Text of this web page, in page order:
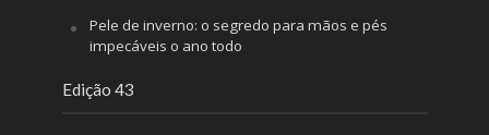
Pele de inverno: o segredo para mãos e pés
impecáveis o ano todo
Edição 43